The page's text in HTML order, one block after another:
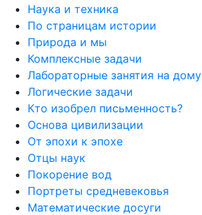
Наука и техника
По страницам истории
Природа и мы
Комплексные задачи
Лабораторные занятия на дому
Логические задачи
Кто изобрел письменность?
Основа цивилизации
От эпохи к эпохе
Отцы наук
Покорение вод
Портреты средневековья
Математические досуги